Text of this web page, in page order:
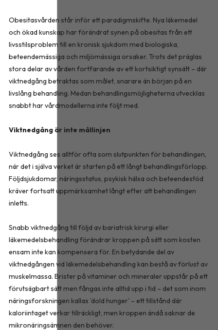
Obesitasvården står inför ett paradigmskifte. Nya läkemedel
och ökad kunskap har förändrat synen på obesitas från ett
livsstilsproblem till en kronisk sjukdom med biologiska,
beteendemässiga och miljömässiga orsaker. Trots det präglas
stora delar av vården fortfarande av ett kortsiktigt synsätt – där
viktnedgång betraktas som målet, snarare än början på en
livslång behandling. Medan behandlingsmöjligheterna utvecklas
snabbt har vårdmodellerna inte följt med.
Viktnedgång är inte mållinjen
Viktnedgång ses alltför ofta som slutpunkten för behandlingen,
när det i själva verket är starten på ett långt behandlingsförlopp.
Följdsjukdomar, näringsstatus, psykisk hälsa och beteendestöd
kräver fortsatt uppmärksamhet långt efter att behandlingen
inletts.
Snabb viktnedgång till följd av bariatrisk kirurgi eller
läkemedelsbehandling förändrar kroppen på sätt som kosten
ensam inte kan kompensera för. En betydande del av
viktnedgången vid läkemedelsbehandling kan bestå av förlust av
muskelmassa. Brister på vitaminer och mineraler uppstår på ett
förutsägbart sätt men fångas inte alltid upp i tid – det som inom
näringsforskningen kallas 'dold hunger' – ett tillstånd där
kaloriintaget verkar tillräckligt, men kroppen ändå saknar de
mikronäringsämnen den behöver.